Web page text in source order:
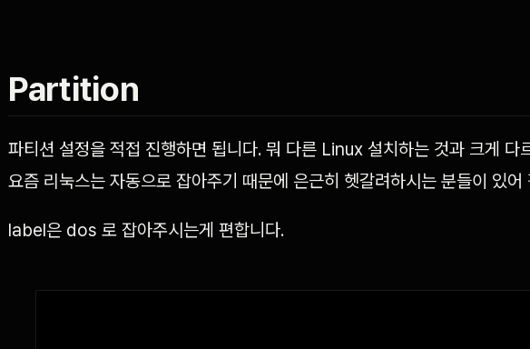
Partition
파티션 설정을 적접 진행하면 됩니다. 뭐 다른 Linux 설치하는 것과 크게 다
요즘 리눅스는 자동으로 잡아주기 때문에 은근히 헷갈려하시는 분들이 있어
label은 dos 로 잡아주시는게 편합니다.